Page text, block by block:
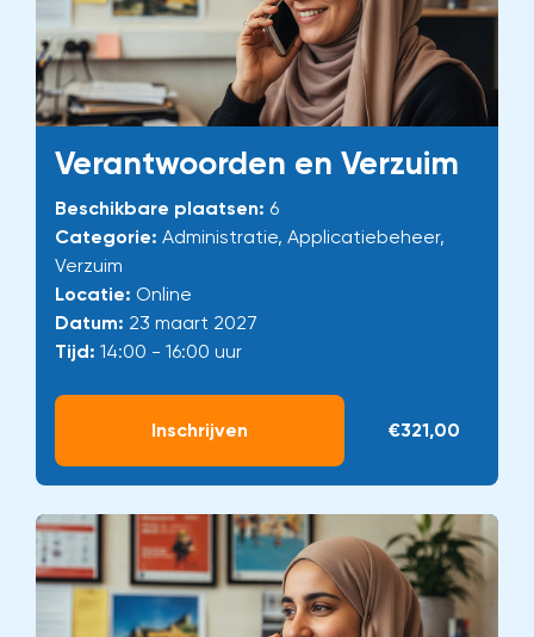
Verantwoorden en Verzuim
Beschikbare plaatsen: 6
Categorie: Administratie, Applicatiebeheer,
Verzuim
Locatie: Online
Datum: 23 maart 2027
Tijd: 14:00 - 16:00 uur
Inschrijven €321,00